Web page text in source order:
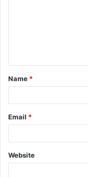
t
*
Name *
Email *
Website